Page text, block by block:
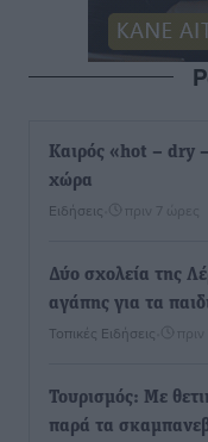
Καιρός «hot – dry
χώρα
Ειδήσεις πριν 7 ώρες
Δύο σχολεία της
αγάπης για τα
Τοπικές Ειδήσεις πριν
Τουρισμός: Με
παρά τα